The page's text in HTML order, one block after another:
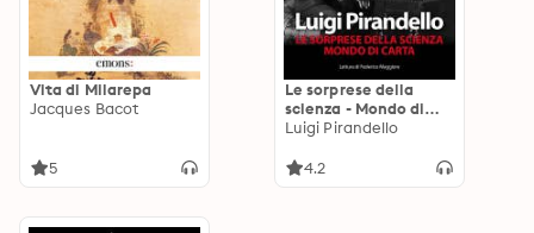
Vita di Milarepa
Jacques Bacot
5
Le sorprese della
scienza - Mondo di
carta
Luigi Pirandello
4.2